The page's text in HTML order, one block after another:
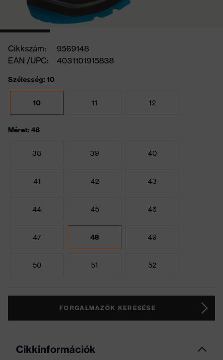
Cikkszám:
9569148
EAN /UPC:
4031101915838
Szélesség: 10
10 11 12
Méret: 48
38 39 40
41 42 43
44 45 46
47 48 49
50 51 52
FORGALMAZÓK KERESÉSE
Cikkinformációk